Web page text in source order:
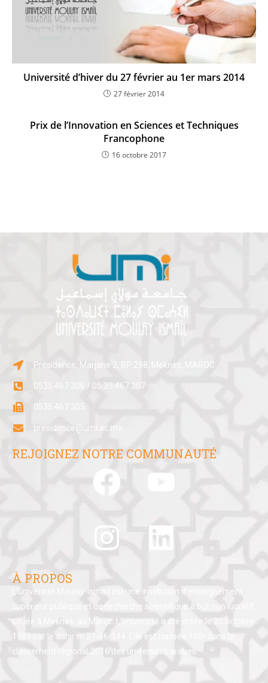
Université d’hiver du 27 février au 1er mars 2014
27 février 2014
Prix de l’Innovation en Sciences et Techniques
Francophone
16 octobre 2017
Présidence, Marjane 2, BP:298, Meknes, MAROC
0535 467 306 / 05 35 467 307
0535 467 305
presidence@umi.ac.ma
REJOIGNEZ NOTRE COMMUNAUTÉ
À PROPOS
L’université Moulay-Ismaïl est une institution d’enseignement
supérieur publique et de recherche scientifique à but non lucratif,
située à Meknès, au Maroc. L’université a été créée le 23 octobre
1989 par le dahir nᵒ 21-86-144. Elle est classée 100ᵉ dans le
classement régional 2016 des universités arabes.